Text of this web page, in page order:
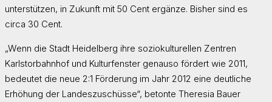
unterstützen, in Zukunft mit 50 Cent ergänze. Bisher sind es
circa 30 Cent.
„Wenn die Stadt Heidelberg ihre soziokulturellen Zentren
Karlstorbahnhof und Kulturfenster genauso fördert wie 2011,
bedeutet die neue 2:1 Förderung im Jahr 2012 eine deutliche
Erhöhung der Landeszuschüsse“, betonte Theresia Bauer